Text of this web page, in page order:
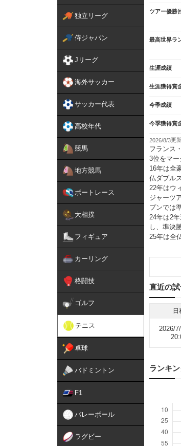
独立リーグ
侍ジャパン
Jリーグ
海外サッカー
サッカー代表
高校年代
競馬
地方競馬
ボートレース
大相撲
フィギュア
カーリング
格闘技
ゴルフ
テニス
卓球
バドミントン
F1
バレーボール
ラグビー
ツアー優勝
最高世界ラ
生涯成績
生涯獲得賞
今季成績
今季獲得賞
2026/8/3
フランス
3位をマー
16年は全
仏ダブル
22年はウ
ジャーツ
プンでは
24年は2
し、準決
25年は全
直近の
日
2026/
ランキ